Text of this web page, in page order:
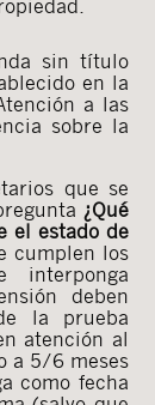
sin título
en la
a las
sobre la
que se
¿Qué
el estado de
cumplen los
interponga
deben
la prueba
atención al
a 5/6 meses
como fecha